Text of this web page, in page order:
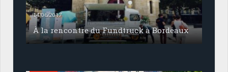
14/06/2017
À la rencontre du Fundtruck à Bordeaux